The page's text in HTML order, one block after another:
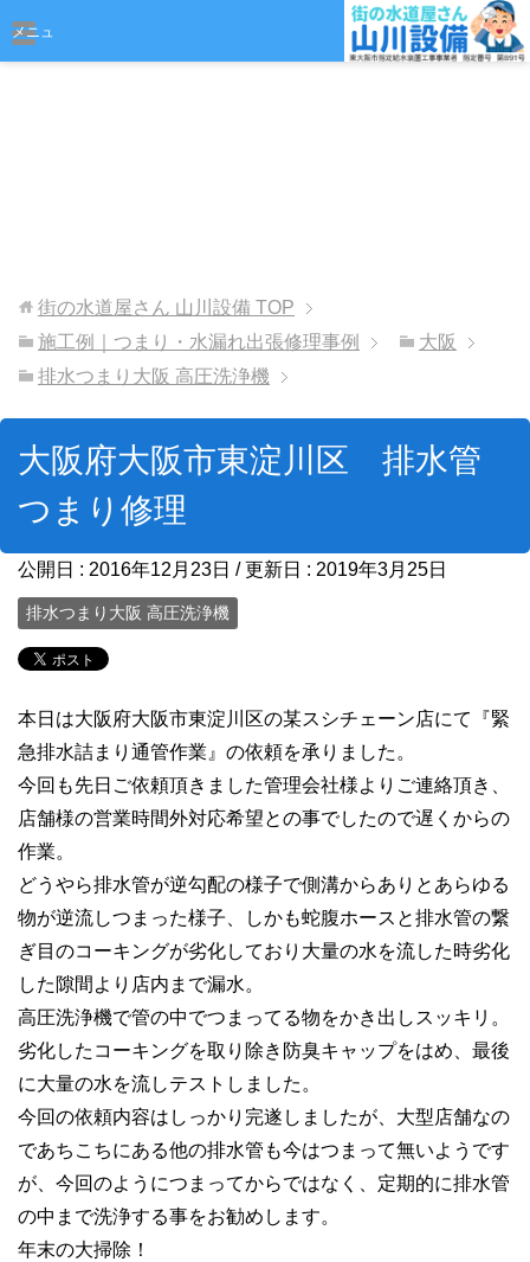
メニュ
街の水道屋さん 山川設備 TOP
施工例｜つまり・水漏れ出張修理事例
大阪
排水つまり大阪 高圧洗浄機
大阪府大阪市東淀川区 排水管
つまり修理
公開日 : 2016年12月23日 / 更新日 : 2019年3月25日
排水つまり大阪 高圧洗浄機
本日は大阪府大阪市東淀川区の某スシチェーン店にて『緊
急排水詰まり通管作業』の依頼を承りました。
今回も先日ご依頼頂きました管理会社様よりご連絡頂き、
店舗様の営業時間外対応希望との事でしたので遅くからの
作業。
どうやら排水管が逆勾配の様子で側溝からありとあらゆる
物が逆流しつまった様子、しかも蛇腹ホースと排水管の繋
ぎ目のコーキングが劣化しており大量の水を流した時劣化
した隙間より店内まで漏水。
高圧洗浄機で管の中でつまってる物をかき出しスッキリ。
劣化したコーキングを取り除き防臭キャップをはめ、最後
に大量の水を流しテストしました。
今回の依頼内容はしっかり完遂しましたが、大型店舗なの
であちこちにある他の排水管も今はつまって無いようです
が、今回のようにつまってからではなく、定期的に排水管
の中まで洗浄する事をお勧めします。
年末の大掃除！